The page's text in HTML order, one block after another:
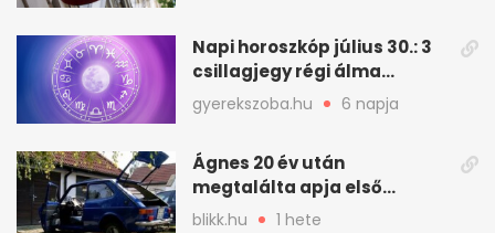
Napi horoszkóp július 30.: 3
csillagjegy régi álma
teljesülhet
gyerekszoba.hu 6 napja
Ágnes 20 év után
megtalálta apja első
autóját
blikk.hu 1 hete